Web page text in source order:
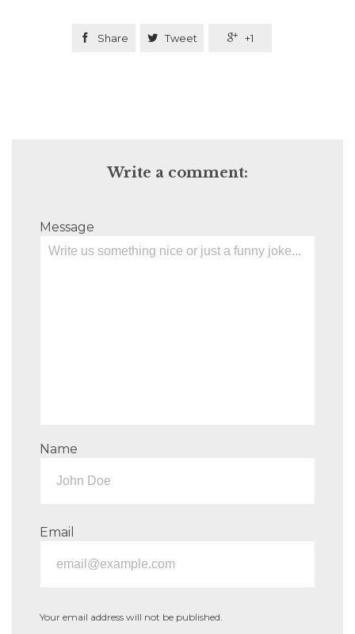
 Share  Tweet  +1
Write a comment:
Message
Name
Email
Your email address will not be published.